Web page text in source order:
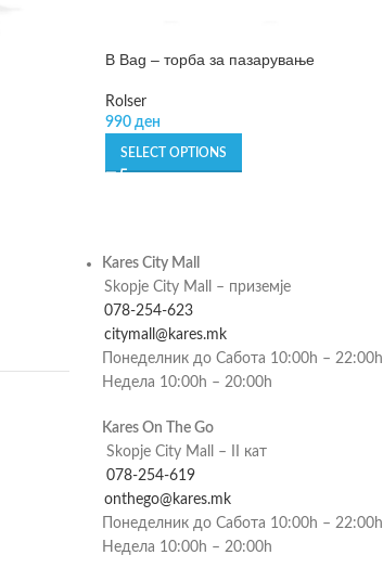
B Bag – торба за пазарување
Rolser
990 ден
SELECT OPTIONS
Kares City Mall
Skopje City Mall – приземје
078-254-623
citymall@kares.mk
Понеделник до Сабота 10:00h – 22:00h
Недела 10:00h – 20:00h
Kares On The Go
Skopje City Mall – II кат
078-254-619
onthego@kares.mk
Понеделник до Сабота 10:00h – 22:00h
Недела 10:00h – 20:00h